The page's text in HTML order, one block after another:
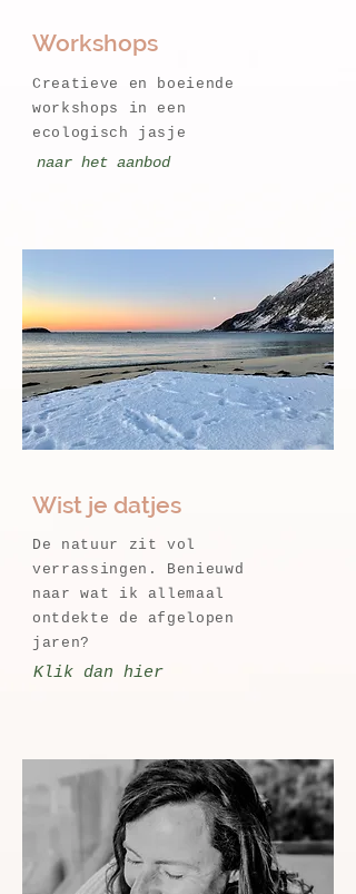
Workshops
Creatieve en boeiende
workshops in een
ecologisch jasje
naar het aanbod
De natuur zit vol
verrassingen. Benieuwd
naar wat ik allemaal
ontdekte de afgelopen
jaren?
Wist je datjes
Klik dan hier